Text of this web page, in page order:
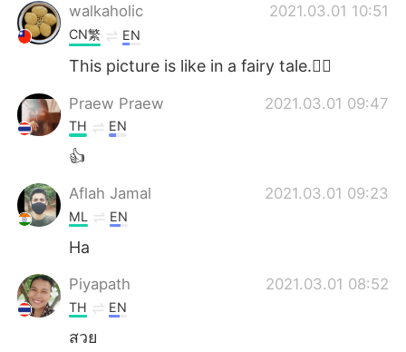
walkaholic 2021.03.01 10:51
CN繁 EN
This picture is like in a fairy tale.🧚‍♀️
Praew Praew 2021.03.01 09:47
TH EN
👍
Aflah Jamal 2021.03.01 09:23
ML EN
Ha
Piyapath 2021.03.01 08:52
TH EN
สวย